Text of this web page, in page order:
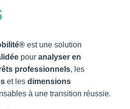
est une solution
pour analyser en
professionnels, les
et les dimensions
à une transition réussie.